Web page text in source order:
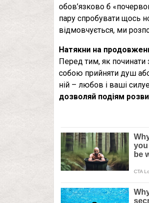
обов’язково б
пару спробувати щось
відмовчується, ми
Натякни на
Перед тим, як
собою прийняти душ або
ній – любов і ваші
дозволяй подіям